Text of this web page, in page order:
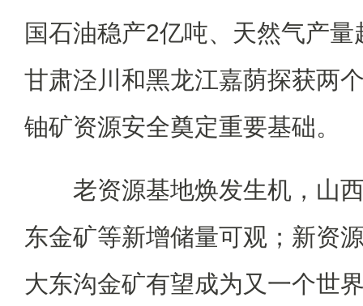
国石油稳产2亿吨、天然气产
甘肃泾川和黑龙江嘉荫探获两
铀矿资源安全奠定重要基础。
老资源基地焕发生机，山西
东金矿等新增储量可观；新资
大东沟金矿有望成为又一个世